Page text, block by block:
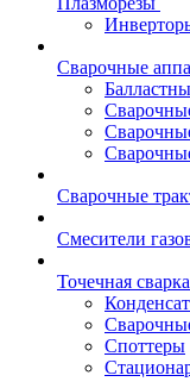
Сварочные
Сварочные
Смесители
Точечная
Споттеры